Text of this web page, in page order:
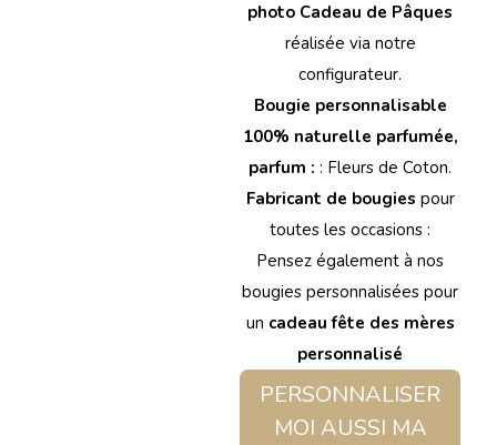
photo Cadeau de Pâques
réalisée via notre
configurateur.
Bougie personnalisable
100% naturelle parfumée,
parfum : : Fleurs de Coton.
Fabricant de bougies pour
toutes les occasions :
Pensez également à nos
bougies personnalisées pour
un cadeau fête des mères
personnalisé
PERSONNALISER
MOI AUSSI MA